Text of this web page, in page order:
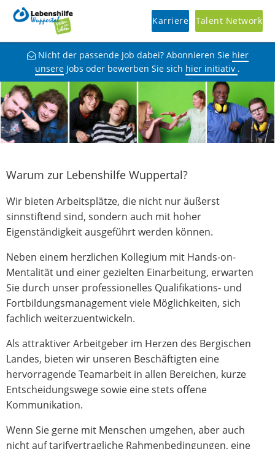
Karriere Talent Network
Nicht der passende Job dabei? Abonnieren Sie hier
unsere Jobs oder bewerben Sie sich hier initiativ .
Warum zur Lebenshilfe Wuppertal?
Wir bieten Arbeitsplätze, die nicht nur äußerst
sinnstiftend sind, sondern auch mit hoher
Eigenständigkeit ausgeführt werden können.
Neben einem herzlichen Kollegium mit Hands-on-
Mentalität und einer gezielten Einarbeitung, erwarten
Sie durch unser professionelles Qualifikations- und
Fortbildungsmanagement viele Möglichkeiten, sich
fachlich weiterzuentwickeln.
Als attraktiver Arbeitgeber im Herzen des Bergischen
Landes, bieten wir unseren Beschäftigten eine
hervorragende Teamarbeit in allen Bereichen, kurze
Entscheidungswege sowie eine stets offene
Kommunikation.
Wenn Sie gerne mit Menschen umgehen, aber auch
nicht auf tarifvertragliche Rahmenbedingungen, eine